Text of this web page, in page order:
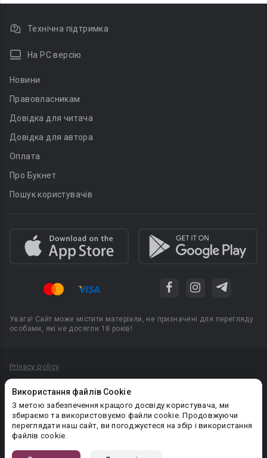
Використання файлів Cookie
З метою забезпечення кращого досвіду користувача, ми
збираємо та використовуємо файли cookie. Продовжуючи
переглядати наш сайт, ви погоджуєтеся на збір і використання
файлів cookie.
Технічна підтримка
На PC версію
Новини
Правовласникам
Довідка для читача
Довідка для автора
Оплата
Про Букнет
Пошук користувачів
Увага! Сайт може містити матеріали, не призначені для перегляду
особами, які не досягли 18 років!
Privacy policy
Політика конфіденційності
Правила публікації авторського контенту
PR-вiддiл: pr@booknet.com